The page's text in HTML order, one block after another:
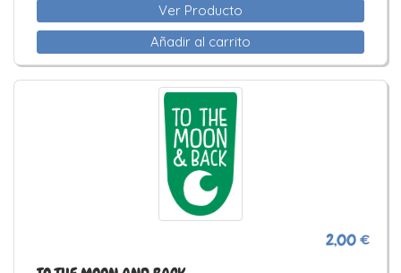
Ver Producto
Añadir al carrito
2,00 €